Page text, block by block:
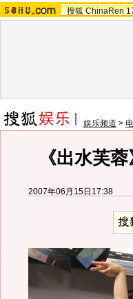
搜狐 ChinaRen
娱乐频道 >
《出水芙
2007年06月15日17:38